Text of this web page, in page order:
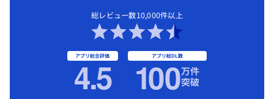
総レビュー数10,000件以上
アプリ総合評価
4.5 アプリ総DL数
100万件
突破